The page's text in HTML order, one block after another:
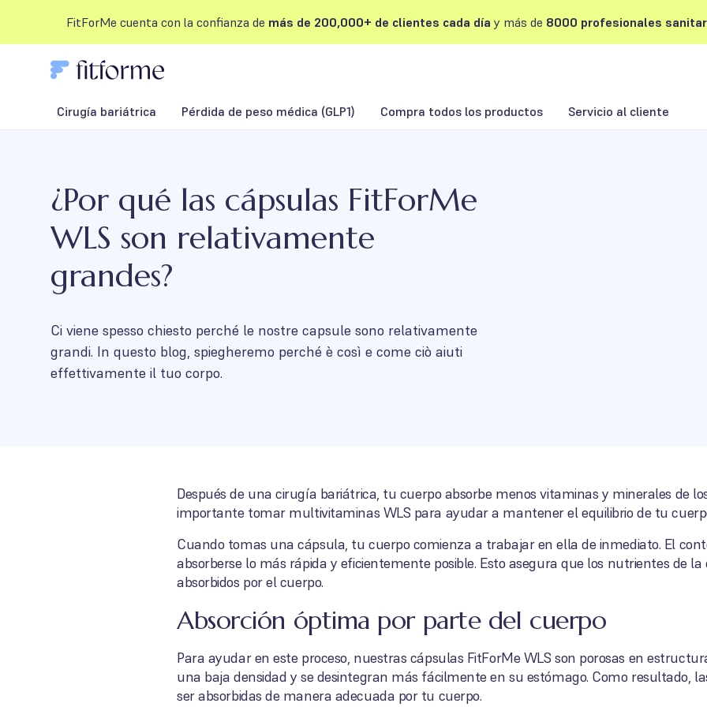
FitForMe cuenta con la confianza de más de 200,000+ de clientes cada día y más de 8000 profesionales
Cirugía bariátrica Pérdida de peso médica (GLP1) Compra todos los productos Servicio al cliente
¿Por qué las cápsulas FitForMe
WLS son relativamente
grandes?
Ci viene spesso chiesto perché le nostre capsule sono relativamente
grandi. In questo blog, spiegheremo perché è così e come ciò aiuti
effettivamente il tuo corpo.
Después de una cirugía bariátrica, tu cuerpo absorbe menos vitaminas y minerales de
importante tomar multivitaminas WLS para ayudar a mantener el equilibrio de tu
Cuando tomas una cápsula, tu cuerpo comienza a trabajar en ella de inmediato. El
absorberse lo más rápida y eficientemente posible. Esto asegura que los nutrientes de
absorbidos por el cuerpo.
Absorción óptima por parte del cuerpo
Para ayudar en este proceso, nuestras cápsulas FitForMe WLS son porosas en
una baja densidad y se desintegran más fácilmente en su estómago. Como resultado,
ser absorbidas de manera adecuada por tu cuerpo.